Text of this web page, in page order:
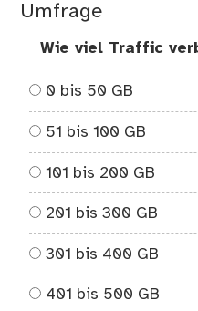
Umfrage
Wie viel Traffic
0 bis 50 GB
51 bis 100 GB
101 bis 200 GB
201 bis 300 GB
301 bis 400 GB
401 bis 500 GB